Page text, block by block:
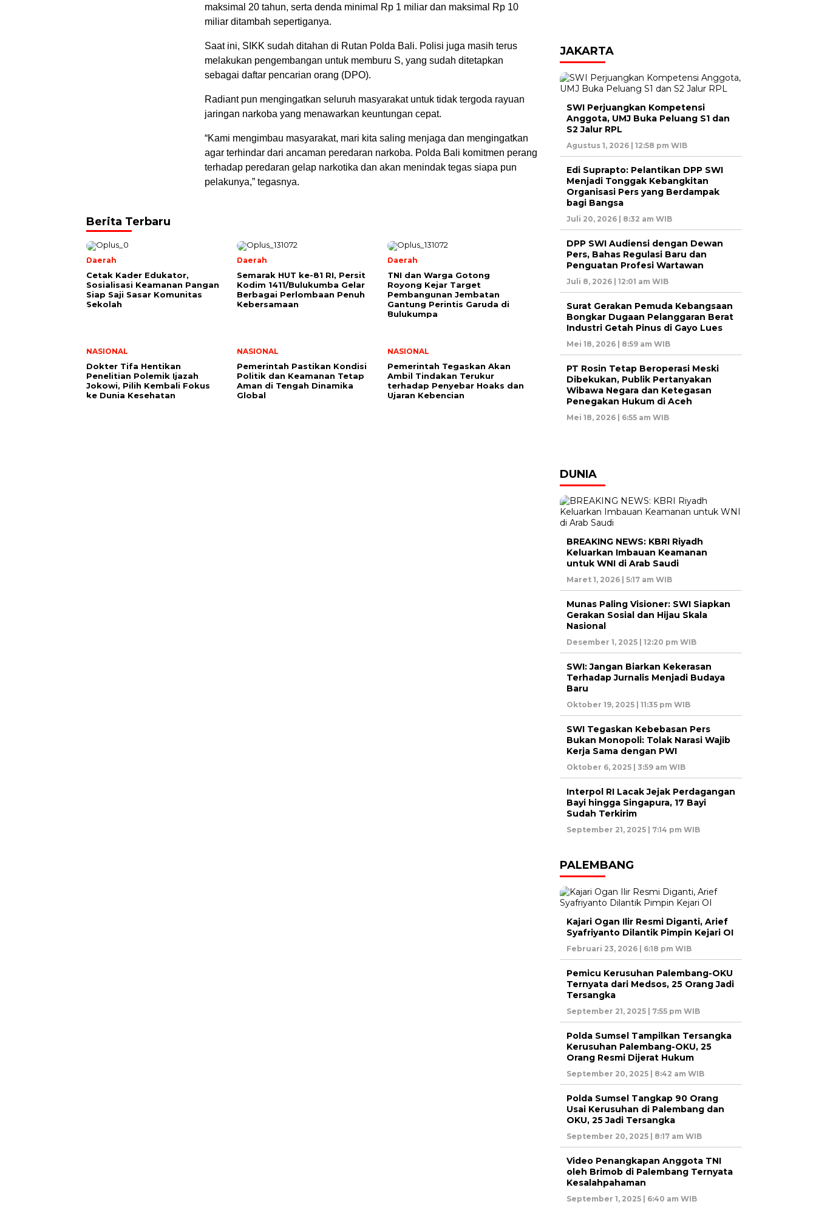
maksimal 20 tahun, serta denda minimal Rp 1 miliar dan maksimal Rp 10
miliar ditambah sepertiganya.
Saat ini, SIKK sudah ditahan di Rutan Polda Bali. Polisi juga masih terus
melakukan pengembangan untuk memburu S, yang sudah ditetapkan
sebagai daftar pencarian orang (DPO).
Radiant pun mengingatkan seluruh masyarakat untuk tidak tergoda rayuan
jaringan narkoba yang menawarkan keuntungan cepat.
“Kami mengimbau masyarakat, mari kita saling menjaga dan mengingatkan
agar terhindar dari ancaman peredaran narkoba. Polda Bali komitmen perang
terhadap peredaran gelap narkotika dan akan menindak tegas siapa pun
pelakunya,” tegasnya.
Berita Terbaru
Daerah
Cetak Kader Edukator,
Sosialisasi Keamanan Pangan
Siap Saji Sasar Komunitas
Sekolah
Daerah
Semarak HUT ke-81 RI, Persit
Kodim 1411/Bulukumba Gelar
Berbagai Perlombaan Penuh
Kebersamaan
Daerah
TNI dan Warga Gotong
Royong Kejar Target
Pembangunan Jembatan
Gantung Perintis Garuda di
Bulukumpa
NASIONAL
Dokter Tifa Hentikan
Penelitian Polemik Ijazah
Jokowi, Pilih Kembali Fokus
ke Dunia Kesehatan
NASIONAL
Pemerintah Pastikan Kondisi
Politik dan Keamanan Tetap
Aman di Tengah Dinamika
Global
NASIONAL
Pemerintah Tegaskan Akan
Ambil Tindakan Terukur
terhadap Penyebar Hoaks dan
Ujaran Kebencian
JAKARTA
SWI Perjuangkan Kompetensi
Anggota, UMJ Buka Peluang S1 dan
S2 Jalur RPL
Agustus 1, 2026 | 12:58 pm WIB
Edi Suprapto: Pelantikan DPP SWI
Menjadi Tonggak Kebangkitan
Organisasi Pers yang Berdampak
bagi Bangsa
Juli 20, 2026 | 8:32 am WIB
DPP SWI Audiensi dengan Dewan
Pers, Bahas Regulasi Baru dan
Penguatan Profesi Wartawan
Juli 8, 2026 | 12:01 am WIB
Surat Gerakan Pemuda Kebangsaan
Bongkar Dugaan Pelanggaran Berat
Industri Getah Pinus di Gayo Lues
Mei 18, 2026 | 8:59 am WIB
PT Rosin Tetap Beroperasi Meski
Dibekukan, Publik Pertanyakan
Wibawa Negara dan Ketegasan
Penegakan Hukum di Aceh
Mei 18, 2026 | 6:55 am WIB
DUNIA
BREAKING NEWS: KBRI Riyadh
Keluarkan Imbauan Keamanan
untuk WNI di Arab Saudi
Maret 1, 2026 | 5:17 am WIB
Munas Paling Visioner: SWI Siapkan
Gerakan Sosial dan Hijau Skala
Nasional
Desember 1, 2025 | 12:20 pm WIB
SWI: Jangan Biarkan Kekerasan
Terhadap Jurnalis Menjadi Budaya
Baru
Oktober 19, 2025 | 11:35 pm WIB
SWI Tegaskan Kebebasan Pers
Bukan Monopoli: Tolak Narasi Wajib
Kerja Sama dengan PWI
Oktober 6, 2025 | 3:59 am WIB
Interpol RI Lacak Jejak Perdagangan
Bayi hingga Singapura, 17 Bayi
Sudah Terkirim
September 21, 2025 | 7:14 pm WIB
PALEMBANG
Kajari Ogan Ilir Resmi Diganti, Arief
Syafriyanto Dilantik Pimpin Kejari OI
Februari 23, 2026 | 6:18 pm WIB
Pemicu Kerusuhan Palembang-OKU
Ternyata dari Medsos, 25 Orang Jadi
Tersangka
September 21, 2025 | 7:55 pm WIB
Polda Sumsel Tampilkan Tersangka
Kerusuhan Palembang-OKU, 25
Orang Resmi Dijerat Hukum
September 20, 2025 | 8:42 am WIB
Polda Sumsel Tangkap 90 Orang
Usai Kerusuhan di Palembang dan
OKU, 25 Jadi Tersangka
September 20, 2025 | 8:17 am WIB
Video Penangkapan Anggota TNI
oleh Brimob di Palembang Ternyata
Kesalahpahaman
September 1, 2025 | 6:40 am WIB